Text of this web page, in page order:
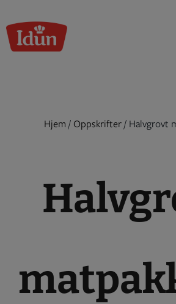
to
content
Hjem / Oppskrifter/ Halvgrovt